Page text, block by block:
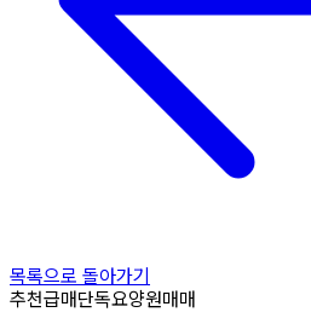
목록으로 돌아가기
추천급매단독요양원매매